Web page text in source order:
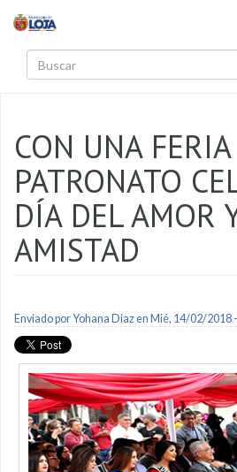
CON UNA FERIA
PATRONATO
DÍA DEL AMOR
AMISTAD
Enviado porYohana Diazen Mié, 14/02/2018